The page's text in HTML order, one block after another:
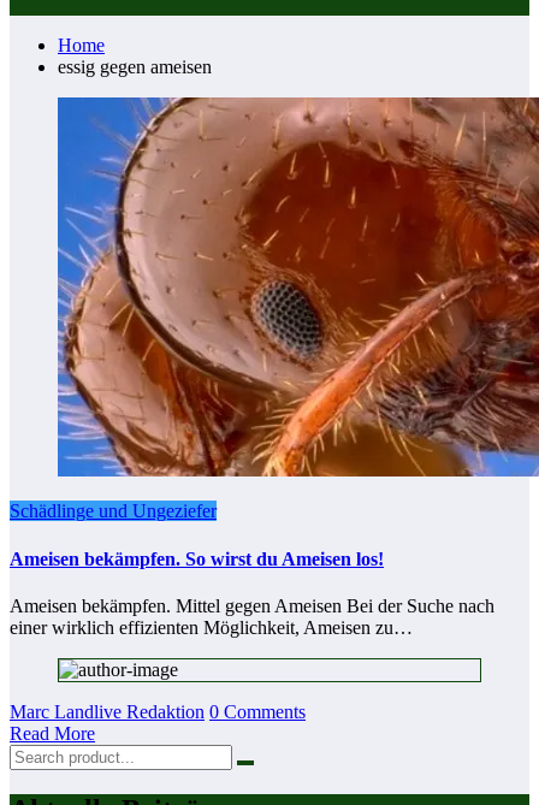
Home
essig gegen ameisen
Schädlinge und Ungeziefer
Ameisen bekämpfen. So wirst du Ameisen los!
Ameisen bekämpfen. Mittel gegen Ameisen Bei der Suche nach
einer wirklich effizienten Möglichkeit, Ameisen zu…
Marc Landlive Redaktion 0 Comments
Read More